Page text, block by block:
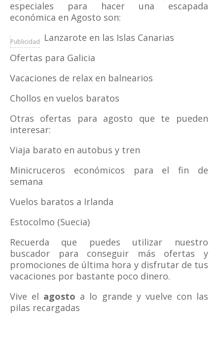
especiales para hacer una escapada
económica en Agosto son:
Publicidad
Lanzarote en las Islas Canarias
Ofertas para Galicia
Vacaciones de relax en balnearios
Chollos en vuelos baratos
Otras ofertas para agosto que te pueden
interesar:
Viaja barato en autobus y tren
Minicruceros económicos para el fin de
semana
Vuelos baratos a Irlanda
Estocolmo (Suecia)
Recuerda que puedes utilizar nuestro
buscador para conseguir más ofertas y
promociones de última hora y disfrutar de tus
vacaciones por bastante poco dinero.
Vive el agosto a lo grande y vuelve con las
pilas recargadas